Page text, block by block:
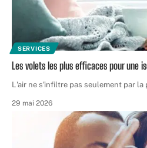
SERVICES
Les volets les plus efficaces pour une
L'air ne s'infiltre pas seulement par
29 mai 2026